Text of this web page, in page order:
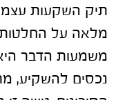
תיק השקעות
מלאה על
משמעות הדבר
נכסים להשקיע,